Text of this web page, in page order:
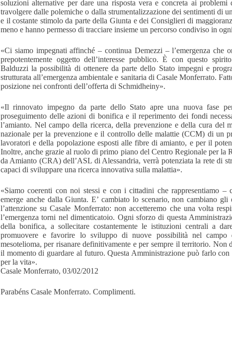
soluzioni alternative per dare una risposta vera e concreta ai
travolgere dalle polemiche o dalla strumentalizzazione dei sentimenti di
e il costante stimolo da parte della Giunta e dei Consiglieri di
meno e hanno permesso di tracciare insieme un percorso condiviso in
«Ci siamo impegnati affinché – continua Demezzi – l’emergenza che
prepotentemente oggetto dell’interesse pubblico. È con questo
Balduzzi la possibilità di ottenere da parte dello Stato impegni e
strutturata all’emergenza ambientale e sanitaria di Casale Monferrato.
posizione nei confronti dell’offerta di Schmidheiny».
«Il rinnovato impegno da parte dello Stato apre una nuova fase
proseguimento delle azioni di bonifica e il reperimento dei fondi
l’amianto. Nel campo della ricerca, della prevenzione e della cura del
nazionale per la prevenzione e il controllo delle malattie (CCM) di un
lavoratori e della popolazione esposti alle fibre di amianto, e per il
Inoltre, anche grazie al ruolo di primo piano del Centro Regionale per la
da Amianto (CRA) dell’ASL di Alessandria, verrà potenziata la rete di
capaci di sviluppare una ricerca innovativa sulla malattia».
«Siamo coerenti con noi stessi e con i cittadini che rappresentiamo
emerge anche dalla Giunta. E’ cambiato lo scenario, non cambiano
l’attenzione su Casale Monferrato: non accetteremo che una volta
l’emergenza torni nel dimenticatoio. Ogni sforzo di questa
della bonifica, a sollecitare costantemente le istituzioni centrali a
promuovere e favorire lo sviluppo di nuove possibilità nel campo
mesotelioma, per risanare definitivamente e per sempre il territorio. Non
il momento di guardare al futuro. Questa Amministrazione può farlo
per la vita».
Casale Monferrato, 03/02/2012
Parabéns Casale Monferrato. Complimenti.